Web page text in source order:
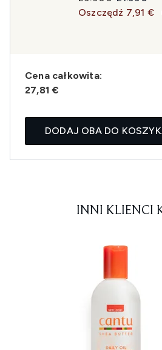
Oszczędź 7,91 €
Cena całkowita:
27,81 €
DODAJ OBA DO
INNI KLIENCI